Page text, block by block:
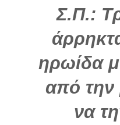
Σ.Π.:
ηρωίδα
από την
να